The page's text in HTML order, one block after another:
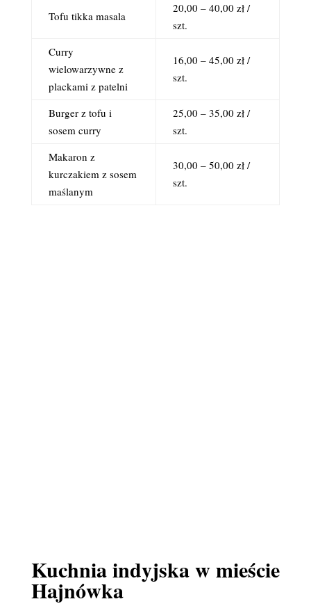
Tofu tikka masala
20,00 – 40,00 zł /
szt.
Curry
wielowarzywne z
plackami z patelni
16,00 – 45,00 zł /
szt.
Burger z tofu i
sosem curry
25,00 – 35,00 zł /
szt.
Makaron z
kurczakiem z sosem
maślanym
30,00 – 50,00 zł /
szt.
Kuchnia indyjska w mieście
Hajnówka